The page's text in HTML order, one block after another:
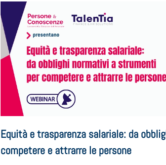
Equità e trasparenza salariale: da
competere e attrarre le persone